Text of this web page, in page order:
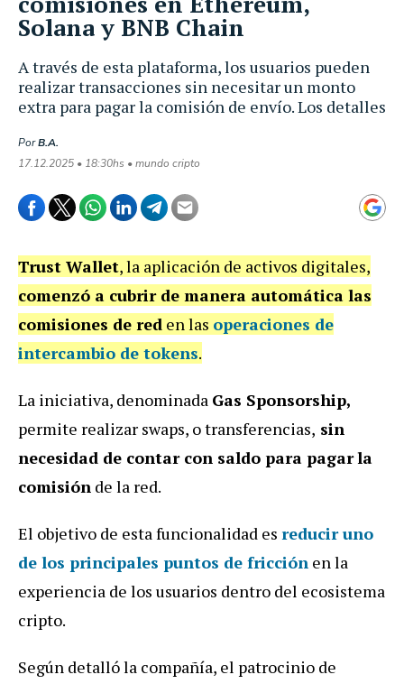
A través de esta plataforma, los usuarios pueden
realizar transacciones sin necesitar un monto
extra para pagar la comisión de envío. Los detalles
PorB.A.
17.12.2025 • 18:30hs • mundo cripto
Solana y BNB Chain
Trust Wallet, la aplicación de activos digitales,
comenzó a cubrir de manera automática las
comisiones de red en las operaciones de
intercambio de tokens.
La iniciativa, denominada Gas Sponsorship,
permite realizar swaps, o transferencias, sin
necesidad de contar con saldo para pagarla
comisión de la red.
El objetivo de esta funcionalidad es reducir uno
de los principales puntos de fricción en la
experiencia de los usuarios dentro del ecosistema
cripto.
Según detalló la compañía, el patrocinio de